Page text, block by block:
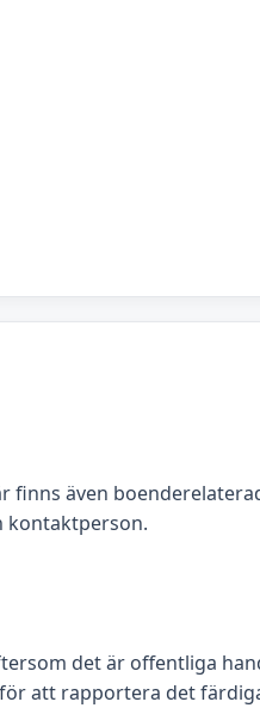
även
kontaktperson.
det är offentliga
att rapportera det